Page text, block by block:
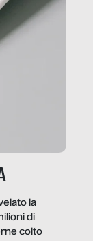
la
di
colto